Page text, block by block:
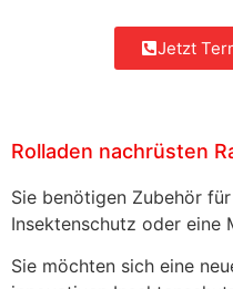
Rolladen
nachrüsten
Jetzt
Rolladen nachrüsten
Sie benötigen Zubehör
Insektenschutz oder eine
Sie möchten sich eine